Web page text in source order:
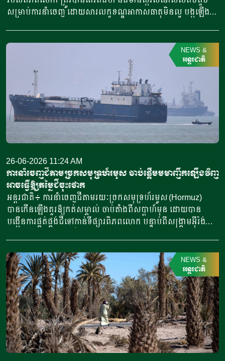
និងជលផល ឥណ្ឌូណេស៊ី បានប្រើប្រាស់បណ្តាញការទូតផ្សេងៗ ដើម្បី
តស៊ូមតិសម្រាប់វិស័យវារីវប្បកម្មរបស់ប្រទេសឥណ្ឌូណេស៊ី រួមទាំង
តាមរយៈកិច្ចប្រជុំជាមួយអគ្គនាយកដ្ឋានសុខភាព និងសុវត្ថិភាពចំណី
អាហាររបស់សហភាពអឺរ៉ុប នៅទីក្រុងព្រុចសែល ប្រទេសបែលហ្សិក។
តាមរយៈការចរចា ក្រសួងកិច្ចការសមុទ្រ និងជលផល បានអនុវត្តវិធី
សាស្រ្តយ៉ាងសកម្ម និងស៊ីជម្រៅ ដើម្បីការពារផលប្រយោជន៍របស់
វិស័យវារីវប្បកម្ម ដោយរំពឹងថា នឹងបន្តនាំចូលទៅកាន់ទីផ្សារសហភាព
អឺរ៉ុបសម្រាប់ផលិតផលត្រីចិញ្ចឹម។ លោកស្រីក៏បានថ្លែងអំណរគុណ
ដល់គណៈប្រតិភូសហភាពអឺរ៉ុបប្រចាំទីក្រុងហ្សាការតា ស្ថានទូត
ឥណ្ឌូណេស៊ីប្រចាំទីក្រុងប្រ៊ុចសែល ក្រសួងការបរទេស […]
សម្រាប់ការនាំចេញ ដោយសារលក្ខខណ្ឌអាកាសធាតុមិនល្អ បង្កឡើង
សម្ពាធអាកាសធាតុបែបនេះ ស្ករសឥណ្ឌារាប់លានតោននឹងផ្អាកនាំចូល
ទៅកាន់ទីផ្សារពិភពលោក ព្រមរឹតត្បិតការនាំចូលនៅទូទាំងតំបន់អាស៊ី
អាហ្វ្រិក និងតំបន់មជ្ឈិមបូព៌ាថែមទៀត។ ប្រភពពាណិជ្ជករនាំចេញ
ស្ករស បាននិយាយថា ឥណ្ឌានៅមានសល់ស្ករសតិចតួចសម្រាប់ការនាំ
ចេញ ចំណែកតម្រូវការអេតាណុលនៅក្នុងស្រុក បានកើនឡើងយ៉ាងខ្លាំង
ដូច្នេះធ្វើឱ្យឥណ្ឌាប្រុងប្រយ័ត្នចំពោះការនាំចេញ ព្រោះខ្លាចខ្វះតម្រូវការ
ក្នុងស្រុក។ ទំនិញស្ករស គឺប្រធានបទរសើបផ្នែកនយោបាយនៅក្នុង
សង្គមឥណ្ឌា ដែលជាប្រទេសប្រើប្រាស់ស្ករច្រើនជាងគេលើពិភពលោក
ហើយស្ករផ្អែមនេះមានប្រជាប្រិយភាពខ្លាំងក្នុងចំណោមប្រជាជនឥណ្ឌា
ជាពិសេសគ្រួសារក្រីក្រត្រូវការស្ករសខ្លាំងណាស់សម្រាប់ជីវិតប្រចាំថ្ងៃ។
នាយកគ្រប់គ្រងក្រុមហ៊ុននាំចេញទំនិញកសិកម្មរបស់ឥណ្ឌា បាន
និយាយថា “ការផ្គត់ផ្គង់ស្ករសមានសភាពតឹងតែងរួចទៅហើយនៅក្នុង
ប្រទេសឥណ្ឌា ហើយឥឡូវនេះ បាតុភូតអែលនីញ៉ូ កំពុងលេចចេញជា
គ្រោះថ្នាក់ដ៏ធំមួយ។” ប្រសិនបើភ្លៀងធ្លាក់មិនគ្រប់គ្រាន់ ដំណាំអំពៅ
អាចរងផលប៉ះពាល់ និងធ្វើឱ្យឥណ្ឌាខ្វះស្ករសសម្រាប់នាំចេញ
យ៉ាងហោចណាស់បីឆ្នាំ ស្របពេលប្រទេសប្រេស៊ីល ក៏អាចរងផលប៉ះ
ពាល់ពីបាតុភូតអែលនីញ៉ូដូចគ្នានេះដែរ។ ប្រទេសប្រេស៊ីល ដែលជា
ប្រទេសនាំចេញស្ករសធំជាងគេ ក៏កំពុងបង្វែរអំពៅទៅផលិតជា
អេតាណុលវិញ ព្រោះមានទីផ្សារល្អ។ ប្រទេសឥណ្ឌាបាននាំចេញស្ករស
ចំនួន៦,៨លានតោន ជារៀងរាល់ខ្នាំ ឬប្រហែលនឹង១០ភាគរយ នៃការ
នាំចេញសកល។ នៅឆ្នាំ២០២៦នេះ បន្ទាប់ពីបាននាំចេញស្ករស
ប្រហែល៨០០ ០០០តោន ប្រទេសឥណ្ឌាបានហាមឃាត់ការនាំចេញ
រហូតដល់ថ្ងៃទី៣០ ខែកញ្ញា ដែលជាវេលាចុងបញ្ចប់នៃរដូវប្រមូលផល
ឆ្នាំនេះ។ យោងតាមប្រភពពីមន្ត្រីរដ្ឋាភិបាល និងឧស្សាហកម្មស្ករស […]
NEWS &
អន្តរជាតិ
26-06-2026 11:24 AM
ការនាំចេញជីតាមច្រកសមុទ្រហ័រមូស ចាប់ផ្តើមមមាញឹកឡើងវិញ
អាចធ្វើឱ្យតម្លៃជីចុះថោក
អន្តរជាតិ៖ ការនាំចេញជីតាមរយៈច្រកសមុទ្រហ័រមូស (Hormuz)
បានកើនឡើងគួរឱ្យកត់សម្គាល់ ចាប់តាំងពីសប្តាហ៍មុន ដោយបាន
បង្កើនការផ្គត់ផ្គង់ជីទៅកាន់ទីផ្សារពិភពលោក បន្ទាប់ពីសង្គ្រាមអ៊ីរ៉ង់បាន
ចំនួន១៦គ្រឿង ដែលផ្ទុកសារធាតុជី បានចាកចេញពីច្រកសមុទ្រ ចាប់
តាំងពីសហរដ្ឋអាមេរិក និងអ៊ីរ៉ង់ បានចុះហត្ថលេខាលើកិច្ចព្រមព្រៀង
សន្តិភាពបណ្តោះអាសន្ន ដោយចំនួនកប៉ាល់នាំចេញបានកើនឡើងជិត
ប្រហែលមុនពេលផ្ទុះសង្គ្រាម។ យ៉ាងហោចណាស់មានកប៉ាល់
ចំនួន១៨គ្រឿង ក្នុងចំណោមកប៉ាល់ជាង៤០គ្រឿង ដែលបានជាប់គាំង
ចាប់តាំងពីដើមដំបូងក្នុងពេលផ្ទុះសង្គ្រាមភ្លាមៗ បានចាកចេញអស់
ហើយ ភាគច្រើននៃកប៉ាល់ទាំងនោះបានធ្វើដំណើរទៅកាន់ទ្វីបអាស៊ី។
ឧស្សាហកម្មកសិកម្មបាននិងកំពុងតាមដានយ៉ាងដិតដល់នូវល្បឿននៃ
ការចាកចេញកប៉ាល់ ចំពេលមានការរំពឹងទុកថា ការកើនឡើងអាចមាន
NEWS &
អន្តរជាតិ